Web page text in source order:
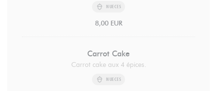
NUECES
8,00 EUR
Carrot Cake
Carrot cake aux 4 épices.
NUECES